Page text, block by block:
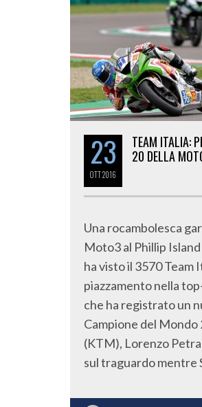
23
OTT2016
TEAM ITALIA:
20 DELLA
Una rocambolesca
Moto3 al Phillip
ha visto il 3570 Team
piazzamento nella
che ha registrato un
Campione del
(KTM), Lorenzo
sul traguardo mentre